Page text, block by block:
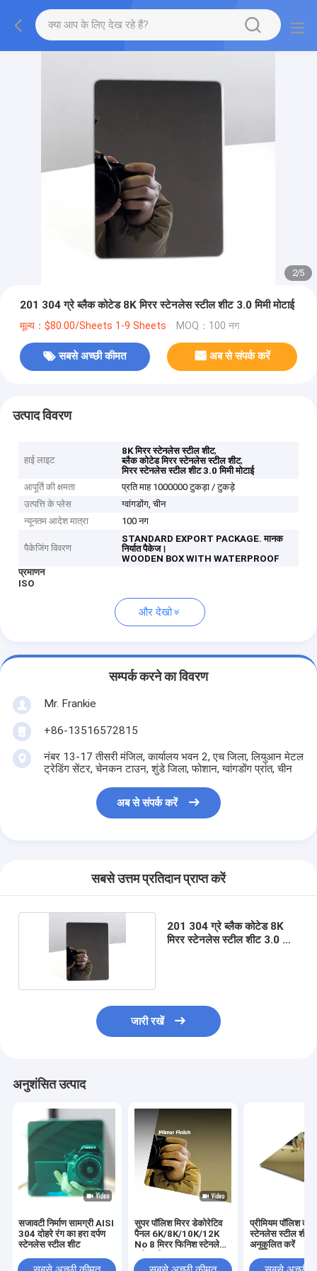
2/5
201 304 ग्रे ब्लैक कोटेड 8K मिरर स्टेनलेस स्टील शीट 3.0 मिमी मोटाई
मूल्य：$80.00/Sheets 1-9 Sheets MOQ：100 नग
सबसे अच्छी कीमत अब से संपर्क करें
उत्पाद विवरण
हाई लाइट
8K मिरर स्टेनलेस स्टील शीट,
ब्लैक कोटेड मिरर स्टेनलेस स्टील शीट,
मिरर स्टेनलेस स्टील शीट 3.0 मिमी मोटाई
आपूर्ति की क्षमता
प्रति माह 1000000 टुकड़ा / टुकड़े
उत्पत्ति के प्लेस
ग्वांगडोंग, चीन
न्यूनतम आदेश मात्रा
100 नग
पैकेजिंग विवरण
STANDARD EXPORT PACKAGE. मानक
निर्यात पैकेज।
WOODEN BOX WITH WATERPROOF
प्रमाणन
ISO
और देखो
सम्पर्क करने का विवरण
Mr. Frankie
+86-13516572815
नंबर 13-17 तीसरी मंजिल, कार्यालय भवन 2, एच जिला, लियुआन मेटल
ट्रेडिंग सेंटर, चेनकन टाउन, शुंडे जिला, फोशान, ग्वांगडोंग प्रांत, चीन
अब से संपर्क करें
सबसे उत्तम प्रतिदान प्राप्त करें
201 304 ग्रे ब्लैक कोटेड 8K
मिरर स्टेनलेस स्टील शीट 3.0 मिमी
जारी रखें
अनुशंसित उत्पाद
सजावटी निर्माण सामग्री AISI
304 दोहरे रंग का हरा दर्पण
स्टेनलेस स्टील शीट
सुपर पॉलिश मिरर डेकोरेटिव
पैनल 6K/8K/10K/12K
No 8 मिरर फिनिश स्टेनलेस
प्रीमियम पॉलिश
स्टेनलेस स्टील शीट
अनुकूलित करें